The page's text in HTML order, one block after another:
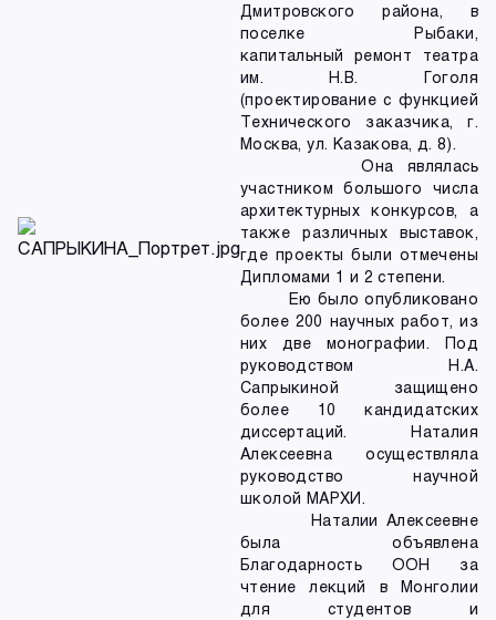
Дмитровского района, в
поселке Рыбаки,
капитальный ремонт театра
им. Н.В. Гоголя
(проектирование с функцией
Технического заказчика, г.
Москва, ул. Казакова, д. 8).
Она являлась
участником большого числа
архитектурных конкурсов, а
также различных выставок,
где проекты были отмечены
Дипломами 1 и 2 степени.
Ею было опубликовано
более 200 научных работ, из
них две монографии. Под
руководством Н.А.
Сапрыкиной защищено
более 10 кандидатских
диссертаций. Наталия
Алексеевна осуществляла
руководство научной
школой МАРХИ.
Наталии Алексеевне
была объявлена
Благодарность ООН за
чтение лекций в Монголии
для студентов и